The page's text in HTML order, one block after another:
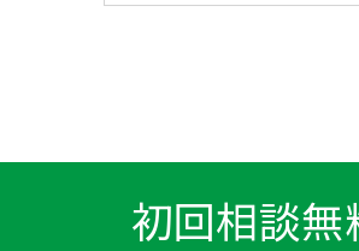
初回相談無